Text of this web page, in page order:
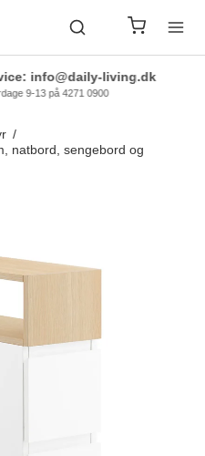
info@daily-living.dk
13 på 4271 0900
/
natbord, sengebord og